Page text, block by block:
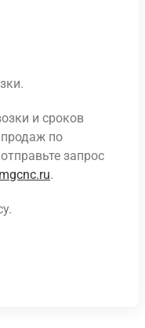
и сроков
продаж по
запрос
.